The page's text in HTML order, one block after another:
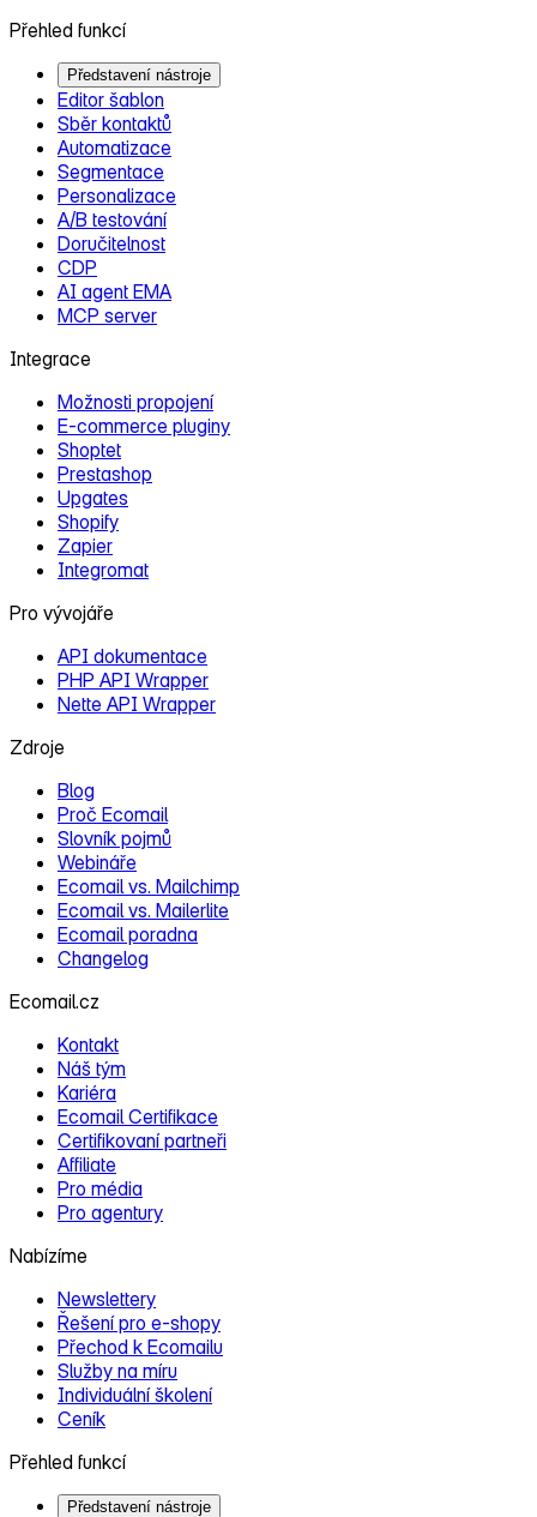
Přehled funkcí
Představení nástroje
Editor šablon
Sběr kontaktů
Automatizace
Segmentace
Personalizace
A/B testování
Doručitelnost
CDP
AI agent EMA
MCP server
Integrace
Možnosti propojení
E‑commerce pluginy
Shoptet
Prestashop
Upgates
Shopify
Zapier
Integromat
Pro vývojáře
API dokumentace
PHP API Wrapper
Nette API Wrapper
Zdroje
Blog
Proč Ecomail
Slovník pojmů
Webináře
Ecomail vs. Mailchimp
Ecomail vs. Mailerlite
Ecomail poradna
Changelog
Ecomail.cz
Kontakt
Náš tým
Kariéra
Ecomail Certifikace
Certifikovaní partneři
Affiliate
Pro média
Pro agentury
Nabízíme
Newslettery
Řešení pro e‑shopy
Přechod k Ecomailu
Služby na míru
Individuální školení
Ceník
Přehled funkcí
Představení nástroje